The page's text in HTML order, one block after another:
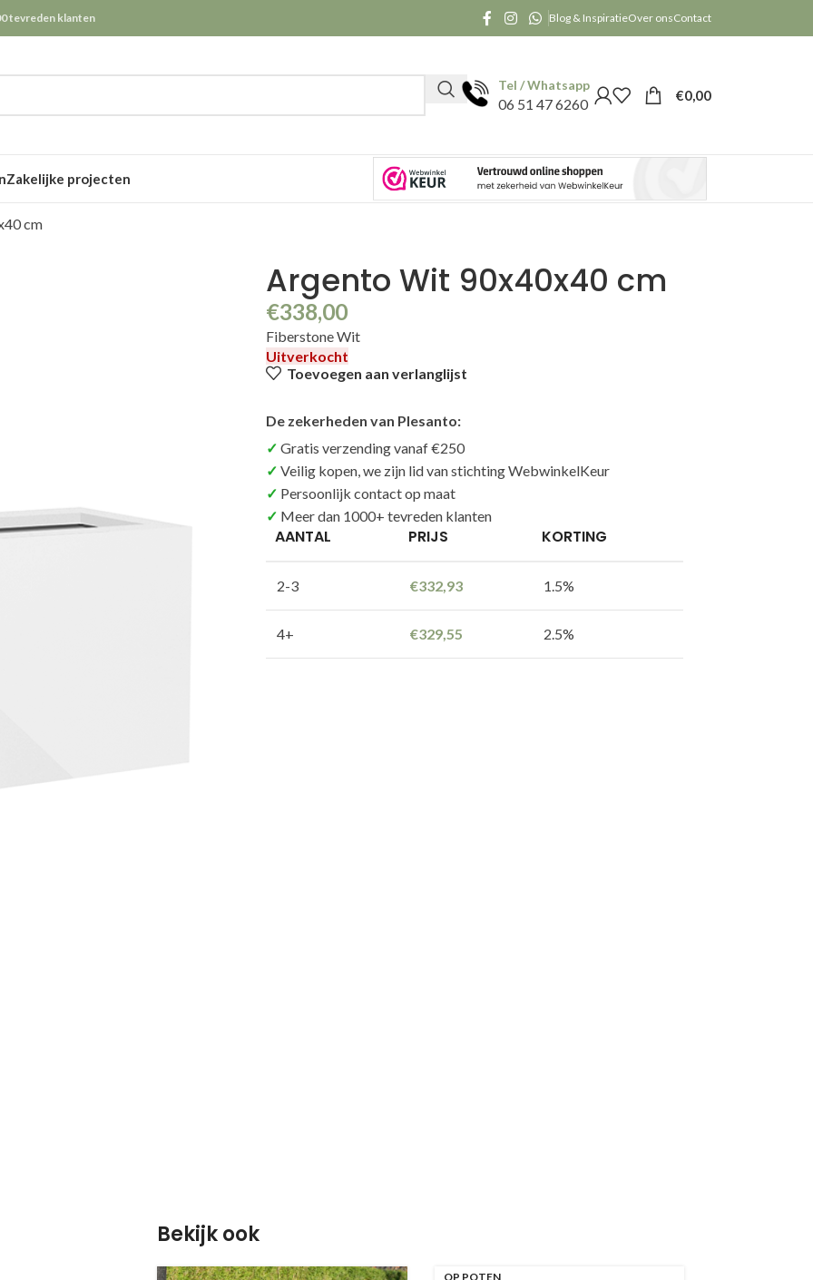
tevreden klanten Blog & InspiratieOver onsContact
Tel / Whatsapp
06 51 47 6260
€0,00
Zakelijke projecten
cm
Argento Wit 90x40x40 cm
€338,00
Fiberstone Wit
Uitverkocht
Toevoegen aan verlanglijst
De zekerheden van Plesanto:
Gratis verzending vanaf €250
Veilig kopen, we zijn lid van stichting WebwinkelKeur
Persoonlijk contact op maat
Meer dan 1000+ tevreden klanten
AANTAL PRIJS KORTING
2-3 €332,93 1.5%
4+ €329,55 2.5%
Bekijk ook
OP POTEN